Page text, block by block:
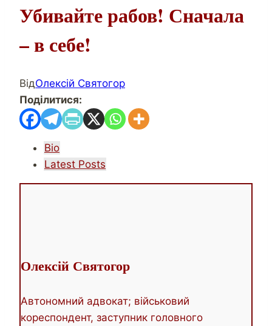
Убивайте рабов! Сначала
– в себе!
ВідОлексій Святогор
Поділитися:
The
following
Bio
Latest Posts
Олексій Святогор
Автономний адвокат; військовий
кореспондент, заступник головного